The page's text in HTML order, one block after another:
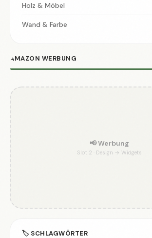
Holz & Möbel
Wand & Farbe
AMAZON WERBUNG
📢 Werbung
Slot 2 · Design → Widgets
🏷️ SCHLAGWÖRTER